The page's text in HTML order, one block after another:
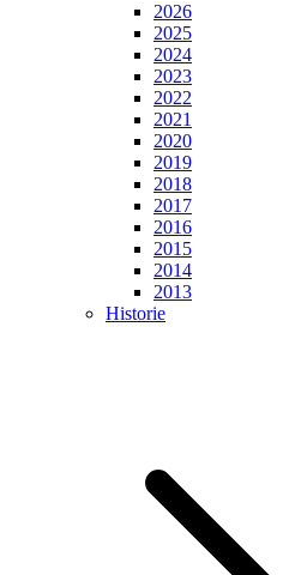
2026
2025
2024
2023
2022
2021
2020
2019
2018
2017
2016
2015
2014
2013
Historie